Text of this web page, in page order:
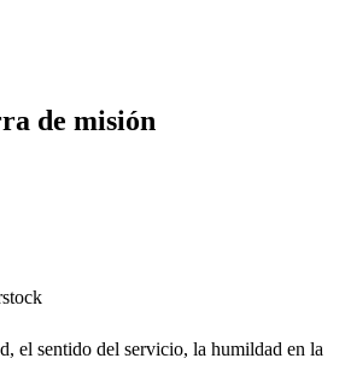
de misión
el sentido del servicio, la humildad en la